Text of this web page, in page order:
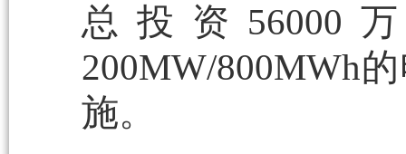
总投资56000
200MW/800MWh
施。